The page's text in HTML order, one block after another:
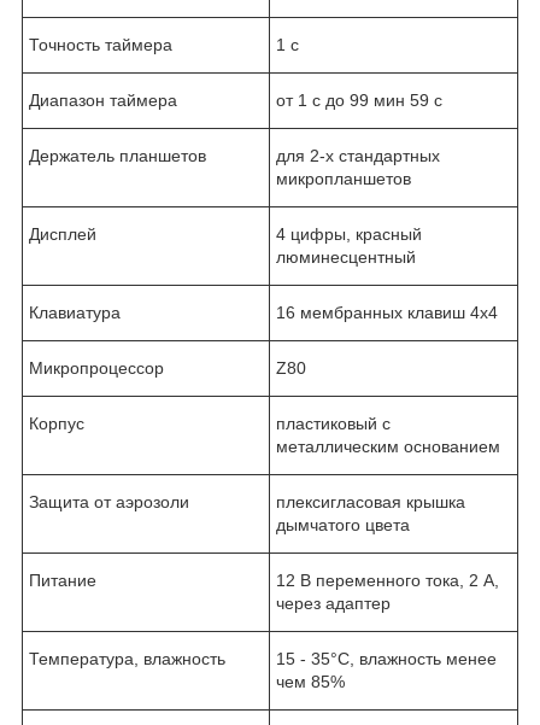
Точность таймера 1 с
Диапазон таймера от 1 с до 99 мин 59 с
Держатель планшетов
для 2-х стандартных
микропланшетов
Дисплей
4 цифры, красный
люминесцентный
Клавиатура 16 мембранных клавиш 4х4
Микропроцессор Z80
Корпус
пластиковый с
металлическим основанием
Защита от аэрозоли
плексигласовая крышка
дымчатого цвета
Питание
12 В переменного тока, 2 А,
через адаптер
Температура, влажность
15 - 35°С, влажность менее
чем 85%